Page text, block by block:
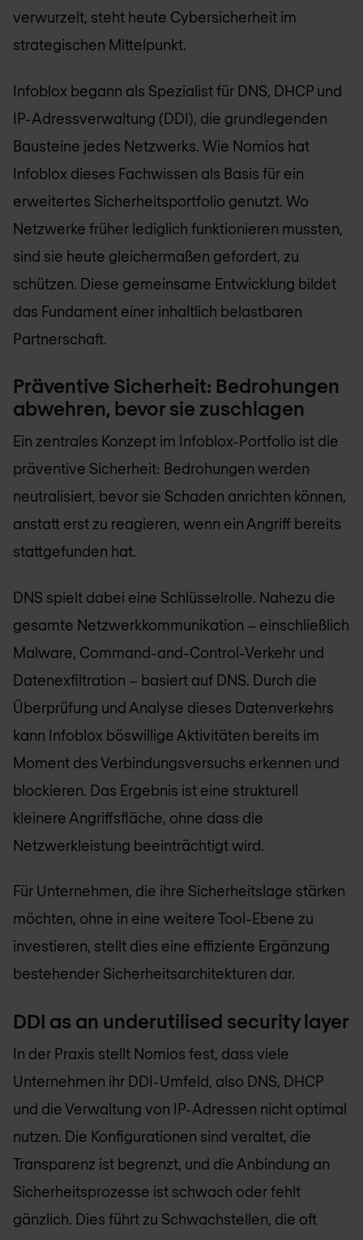
verwurzelt, steht heute Cybersicherheit im
strategischen Mittelpunkt.
Infoblox begann als Spezialist für DNS, DHCP und
IP-Adressverwaltung (DDI), die grundlegenden
Bausteine jedes Netzwerks. Wie Nomios hat
Infoblox dieses Fachwissen als Basis für ein
erweitertes Sicherheitsportfolio genutzt. Wo
Netzwerke früher lediglich funktionieren mussten,
sind sie heute gleichermaßen gefordert, zu
schützen. Diese gemeinsame Entwicklung bildet
das Fundament einer inhaltlich belastbaren
Partnerschaft.
Präventive Sicherheit: Bedrohungen
abwehren, bevor sie zuschlagen
Ein zentrales Konzept im Infoblox-Portfolio ist die
präventive Sicherheit: Bedrohungen werden
neutralisiert, bevor sie Schaden anrichten können,
anstatt erst zu reagieren, wenn ein Angriff bereits
stattgefunden hat.
DNS spielt dabei eine Schlüsselrolle. Nahezu die
gesamte Netzwerkkommunikation – einschließlich
Malware, Command-and-Control-Verkehr und
Datenexfiltration – basiert auf DNS. Durch die
Überprüfung und Analyse dieses Datenverkehrs
kann Infoblox böswillige Aktivitäten bereits im
Moment des Verbindungsversuchs erkennen und
blockieren. Das Ergebnis ist eine strukturell
kleinere Angriffsfläche, ohne dass die
Netzwerkleistung beeinträchtigt wird.
Für Unternehmen, die ihre Sicherheitslage stärken
möchten, ohne in eine weitere Tool-Ebene zu
investieren, stellt dies eine effiziente Ergänzung
bestehender Sicherheitsarchitekturen dar.
DDI as an underutilised security layer
In der Praxis stellt Nomios fest, dass viele
Unternehmen ihr DDI-Umfeld, also DNS, DHCP
und die Verwaltung von IP-Adressen nicht optimal
nutzen. Die Konfigurationen sind veraltet, die
Transparenz ist begrenzt, und die Anbindung an
Sicherheitsprozesse ist schwach oder fehlt
gänzlich. Dies führt zu Schwachstellen, die oft